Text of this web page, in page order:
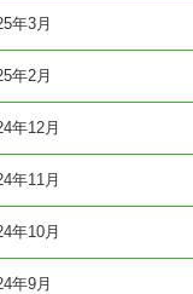
年3月
年2月
年12月
年11月
年10月
年9月